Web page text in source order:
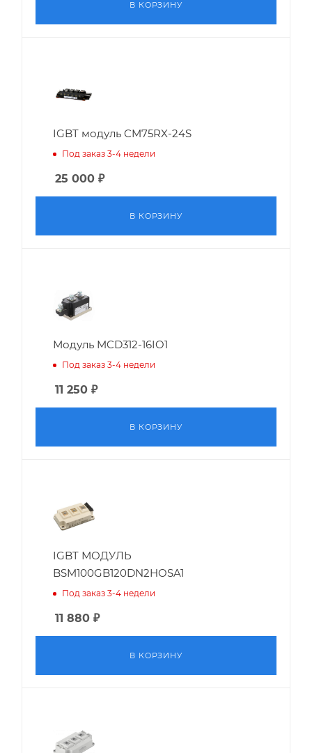
В КОРЗИНУ
IGBT модуль CM75RX-24S
Под заказ 3-4 недели
25 000 ₽
В КОРЗИНУ
Модуль MCD312-16IO1
Под заказ 3-4 недели
11 250 ₽
В КОРЗИНУ
IGBT МОДУЛЬ
BSM100GB120DN2HOSA1
Под заказ 3-4 недели
11 880 ₽
В КОРЗИНУ